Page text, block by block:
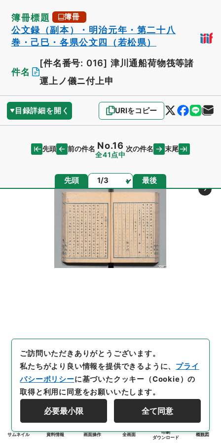
簿冊標題 簿冊
公文録（副本）・明治元年・第二十八
巻・己巳・各県公文四（若松県）
件名
[件名番号: 016] 津川通船荷物筏等諸
運上ノ儀ニ付上申
目録詳細を開く URIをコピー
先頭 前の件名 No.16
全41点中
次の件名 末尾
先頭 ページ 最後
サムネイル 資料情報 画面操作 全画面
印刷
ダウンロード
概観図
ご訪問いただきありがとうございます。
私たちがより良い情報を提供できるように、 プライ
バシーポリシーに基づいたクッキー（Cookie）の
取得と利用に同意をお願いいたします。
必要最小限 全て同意